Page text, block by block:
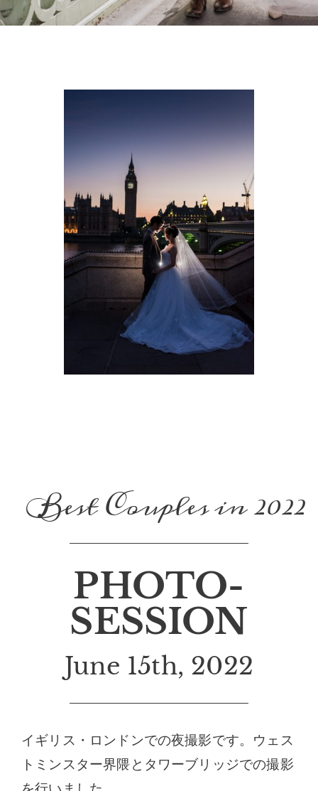
Best Couples in 2022
PHOTO-
SESSION
June 15th, 2022
イギリス・ロンドンでの夜撮影です。ウェス
トミンスター界隈とタワーブリッジでの撮影